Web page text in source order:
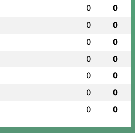
0 0
0 0
0 0
0 0
0 0
0 0
0 0